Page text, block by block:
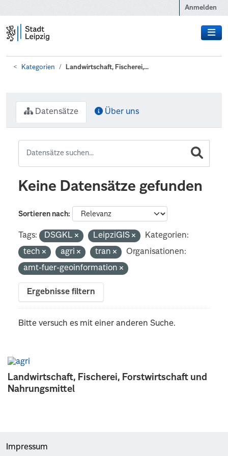
Anmelden
Kategorien Landwirtschaft, Fischerei,...
Landwirtschaft, Fischerei, Forstwirtschaft und
Nahrungsmittel
Datensätze Über uns
Keine Datensätze gefunden
Sortieren nach
Tags: DSGKL LeipziGIS
Kategorien:
tech
agri tran
Organisationen:
amt-fuer-geoinformation
Ergebnisse filtern
Bitte versuch es mit einer anderen Suche.
Impressum